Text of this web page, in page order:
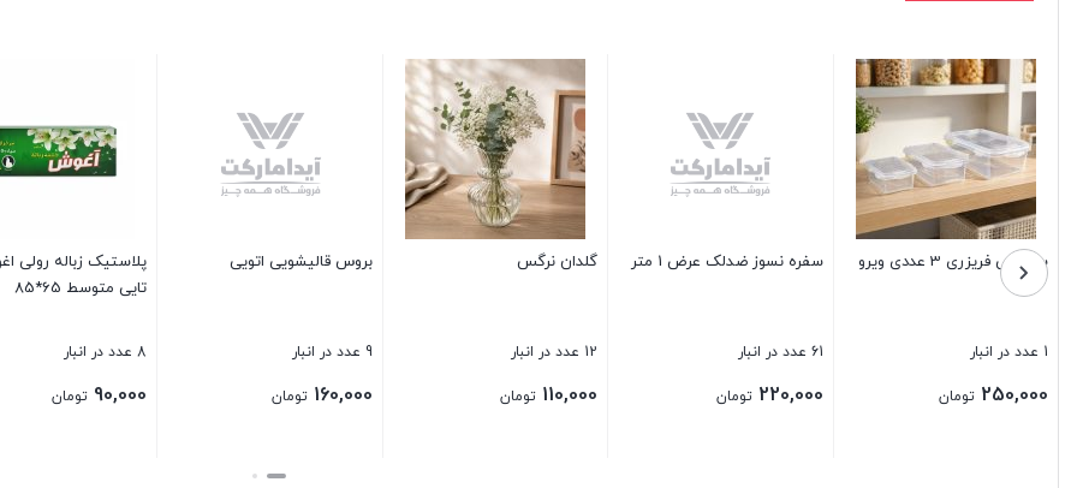
بروس قالیشویی اتویی
9 عدد در انبار
160,000
پلاستیک زباله رولی اغوش 25
8 عدد در انبار
90,000
جا ادویه چوبی گردان گرد 6تایی
5 عدد در انبار
800,000
لگن استيل يونيک سايز 32
2 عدد در انبار
500,000
بستن
1 عدد در انبار
بستن